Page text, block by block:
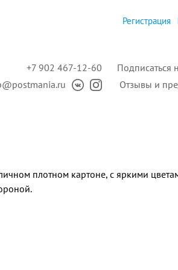
Регистрация
Подписаться
Отзывы и
+7 902 467-12-60
плотном картоне, с яркими